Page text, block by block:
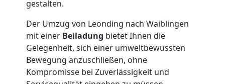
gestalten.
Der Umzug von Leonding nach Waiblingen
mit einer Beiladung bietet Ihnen die
Gelegenheit, sich einer umweltbewussten
Bewegung anzuschließen, ohne
Kompromisse bei Zuverlässigkeit und
Fernumzug
Leonding
Firmenumzug